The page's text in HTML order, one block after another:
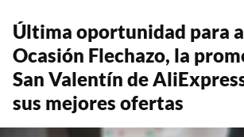
Última oportunidad para
Ocasión Flechazo, la
San Valentín de
sus mejores ofertas